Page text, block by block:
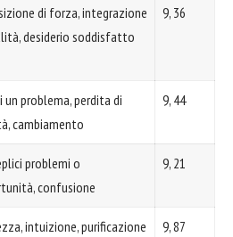
di forza, integrazione
desiderio soddisfatto
9, 36
un problema, perdita di
cambiamento
9, 44
problemi o
confusione
9, 21
intuizione, purificazione 9, 87